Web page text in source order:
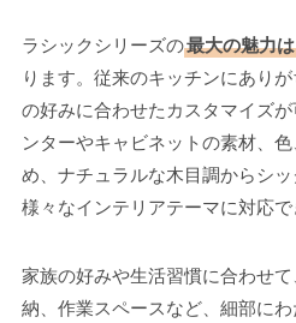
ラシックシリーズの最大の魅力
ります。従来のキッチンにあり
の好みに合わせたカスタマイズ
ンターやキャビネットの素材、
め、ナチュラルな木目調からシッ
様々なインテリアテーマに対応で
家族の好みや生活習慣に合わせ
納、作業スペースなど、細部にわ